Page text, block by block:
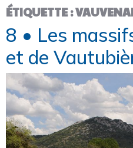
ÉTIQUETTE :
8 • Les
et de